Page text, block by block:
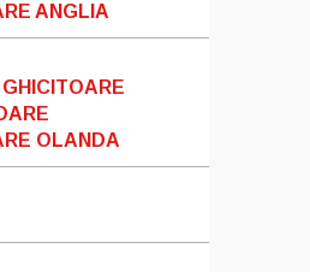
ANGLIA
OLANDA